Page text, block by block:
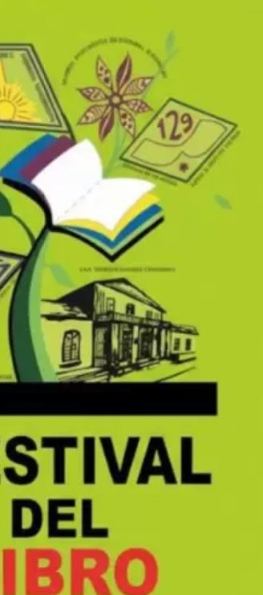
los asistentes fueron testigos de
a la “Cruzada de Milagros”
por los médicos, manifestaron haber
recabados, se registraron
el encuentro y el desarrollo de la
de la oración general, las
pusieron de pie y comenzaron a dar
notables ante la mirada de la multitud.
que el Dr. Enenche, médico de
país: "Es mi primera vez aquí y me
con poder en la Argentina", declaró. El
en Nigeria, posee capacidad para